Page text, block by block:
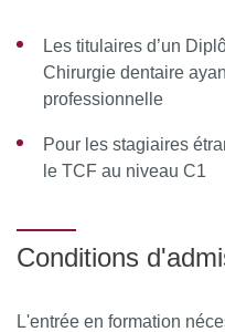
tissulaire sous toutes
journée 2 : Chirurgie
complète
comportements
stress professionnel
Les titulaires d’un
Chirurgie dentaire
professionnelle
Pour les stagiaires
le TCF au niveau C1
Conditions
L'entrée en formation